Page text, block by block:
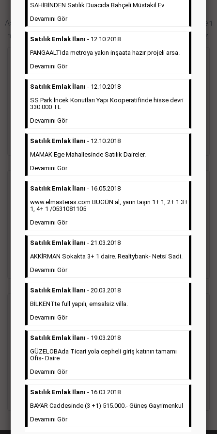
Hürriyet Gazetesi İlan Türleri
Aşağıdaki bağlantıları takip ederek Hürriyet gazetesi ilan türleri
hakkında detaylara ulaşabilir, ilan örneklerini inceleyebilirsiniz.
Hürriyet gazetesi Seri ilanlar; emlak ilanı, eleman ilanı, zayi
ilanı, vasıta ilanı başlıkları altında toplanmaktadır. Hürriyet
gazetesi seri ilanlar, Türkiye baskısı, İstanbul baskısı, Ankara
bütün bölgelerde yayınlanabilmektedir.
Detaylı Bilgi & İlan Örnekleri
Sosyal İlan (Vefat, Başsağlığı, Anma, Teşekkür)
Gazetelerin sosyal ilan diye adlandırdığı bu ilan türü altında
vefat ilanı anma ilan, başsağlığı ilanı, teşekkür ilanı vb. ilan
türleri toplanmaktadır. Ticari amaç gütmeyen bu ilan çeşidin
de fiyatlandırma ilanın kapladığı alan üzerinden fiyatlandırılır.
Diğer çerçeveli ilanlara göre daha ekonomiktir.
Ticari İlan (Hürriyet Gazetesi Reklam)
Hürriyet gazetesi Ticari ilan; firmaların tanıtımlarının, duyuru
gazetesine verilen ticari ilanları genellikle kurumsal firmalar
ile Finans, İnşaat, Turizm, Eğitim, Otomotiv sektörleri başta
olmak üzere bütün sektörler bu ilan türünü tercih
Detaylı Bilgi & İlan Örnekleri
SAHİBİNDEN Satılık Duacıda Bahçeli Müstakil Ev
Devamını Gör
Satılık Emlak İlanı - 12.10.2018
PANGAALTIda metroya yakın inşaata hazır projeli arsa.
Devamını Gör
Satılık Emlak İlanı - 12.10.2018
SS Park İncek Konutları Yapı Kooperatifinde hisse devri
330.000 TL
Devamını Gör
Satılık Emlak İlanı - 12.10.2018
MAMAK Ege Mahallesinde Satılık Daireler.
Devamını Gör
Satılık Emlak İlanı - 16.05.2018
www.elmasteras.com BUGÜN al, yarın taşın 1+ 1, 2+ 1 3+
1, 4+ 1 /0531081105
Devamını Gör
Satılık Emlak İlanı - 21.03.2018
AKKİRMAN Sokakta 3+ 1 daire. Realtybank- Netsi Sadi.
Devamını Gör
Satılık Emlak İlanı - 20.03.2018
BİLKENTte full yapılı, emsalsiz villa.
Devamını Gör
Satılık Emlak İlanı - 19.03.2018
GÜZELOBAda Ticari yola cepheli giriş katının tamamı
Ofis- Daire
Devamını Gör
Satılık Emlak İlanı - 16.03.2018
BAYAR Caddesinde (3 +1) 515.000.- Güneş Gayrimenkul
Devamını Gör